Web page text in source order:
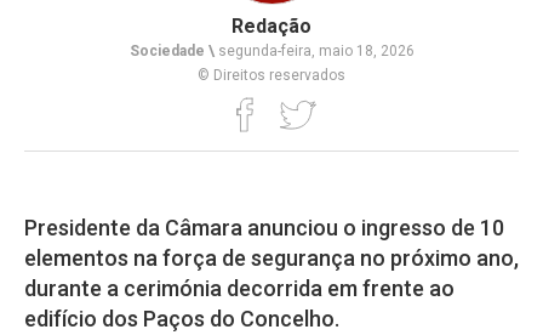
Redação
Sociedade \segunda-feira, maio 18, 2026
© Direitos reservados
Presidente da Câmara anunciou o ingresso de 10
elementos na força de segurança no próximo ano,
durante a cerimónia decorrida em frente ao
edifício dos Paços do Concelho.